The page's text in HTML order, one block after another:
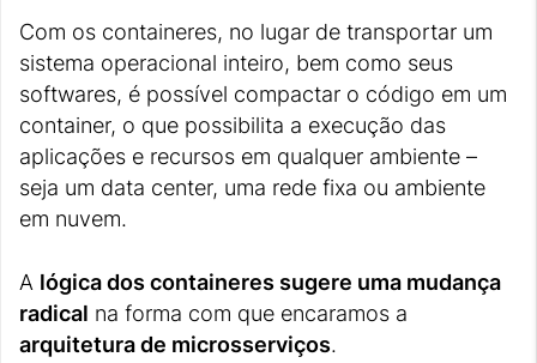
Com os containeres, no lugar de transportar um
sistema operacional inteiro, bem como seus
softwares, é possível compactar o código em um
container, o que possibilita a execução das
aplicações e recursos em qualquer ambiente –
seja um data center, uma rede fixa ou ambiente
em nuvem.
A lógica dos containeres sugere uma mudança
radical na forma com que encaramos a
arquitetura de microsserviços.